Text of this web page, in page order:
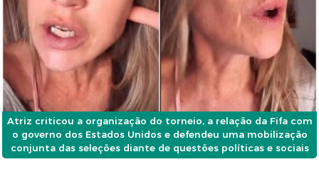
Atriz criticou a organização do torneio, a relação da Fifa com
o governo dos Estados Unidos e defendeu uma mobilização
conjunta das seleções diante de questões políticas e sociais